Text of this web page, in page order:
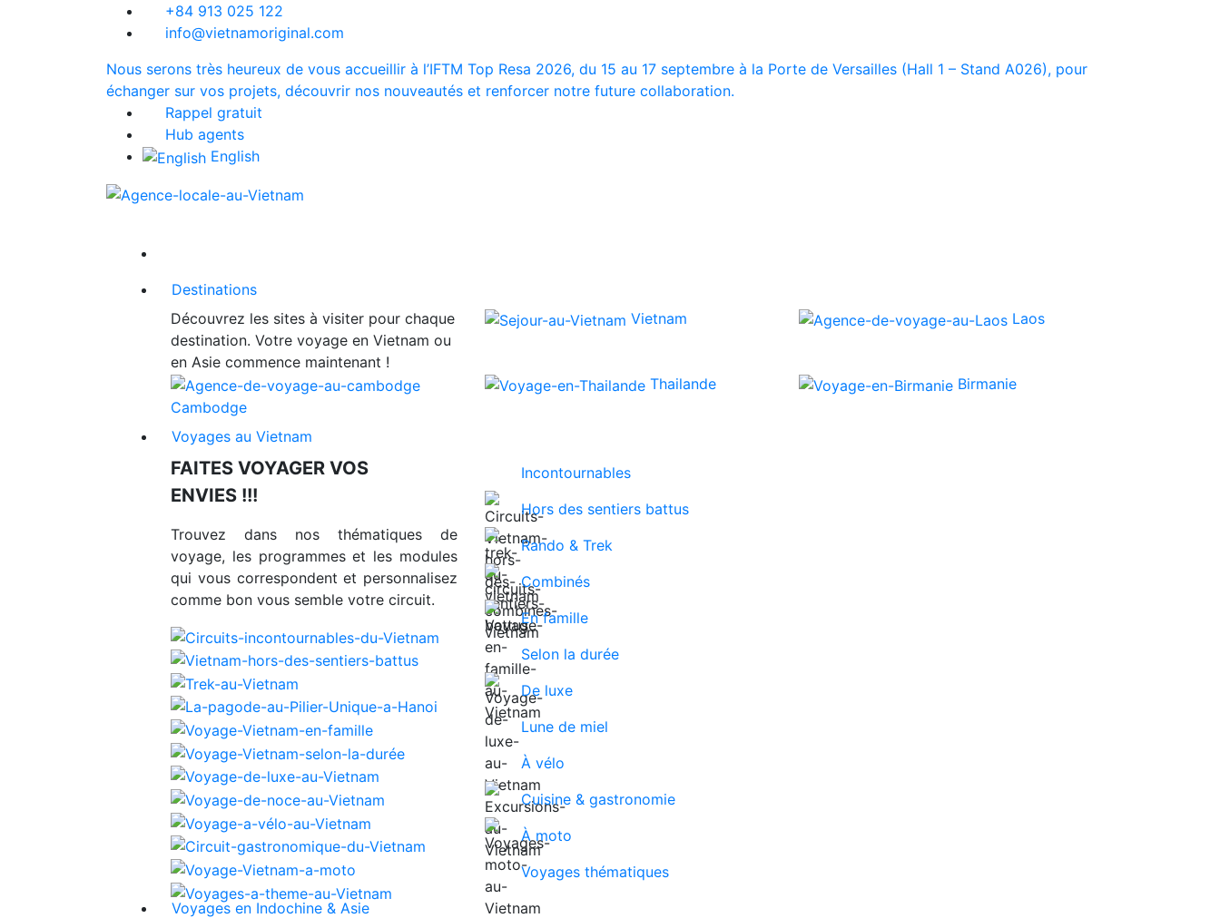
+84 913 025 122
info@vietnamoriginal.com
Nous serons très heureux de vous accueillir à l’IFTM Top Resa 2026, du 15 au 17 septembre à la Porte de Versailles (Hall 1 – Stand A026), pour
échanger sur vos projets, découvrir nos nouveautés et renforcer notre future collaboration.
Rappel gratuit
Hub agents
English
Destinations
Découvrez les sites à visiter pour chaque
destination. Votre voyage en Vietnam ou
en Asie commence maintenant !
Vietnam Laos
Cambodge
Thailande Birmanie
Voyages au Vietnam
FAITES VOYAGER VOS
ENVIES !!!
Trouvez dans nos thématiques de
voyage, les programmes et les modules
qui vous correspondent et personnalisez
comme bon vous semble votre circuit.
Incontournables
Hors des sentiers battus
Rando & Trek
Combinés
En famille
Selon la durée
De luxe
Lune de miel
À vélo
Cuisine & gastronomie
À moto
Voyages thématiques
Voyages en Indochine & Asie